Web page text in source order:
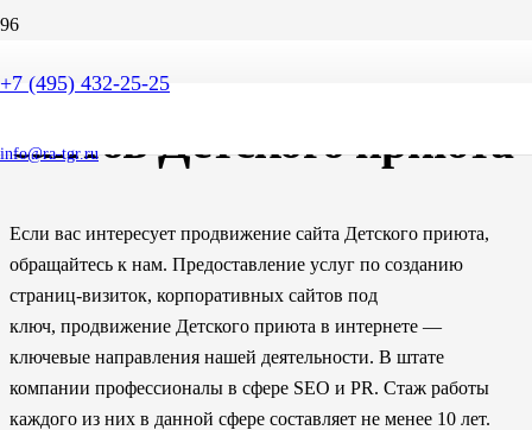
+7 (495) 432-25-25
info@ra-tgr.ru
SEO продвижение
сайтов Детского приюта
Если вас интересует продвижение сайта Детского приюта,
обращайтесь к нам. Предоставление услуг по созданию
страниц-визиток, корпоративных сайтов под
ключ, продвижение Детского приюта в интернете —
ключевые направления нашей деятельности. В штате
компании профессионалы в сфере SEO и PR. Стаж работы
каждого из них в данной сфере составляет не менее 10 лет.